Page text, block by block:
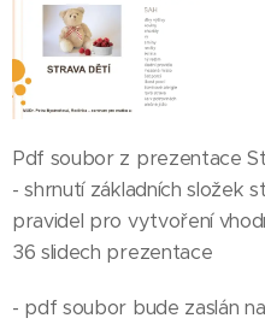
Pdf soubor z prezentace
- shrnutí základních složek
pravidel pro vytvoření
36 slidech prezentace
- pdf soubor bude zaslán